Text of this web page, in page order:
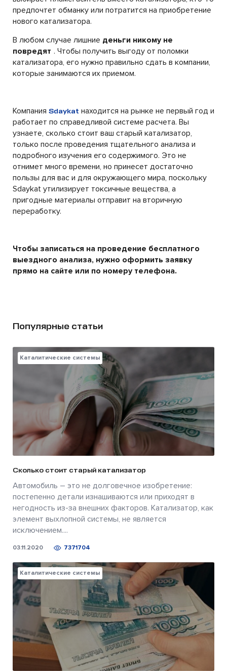
предпочтет обманку или потратится на приобретение
нового катализатора.
В любом случае лишние деньги никому не
повредят . Чтобы получить выгоду от поломки
катализатора, его нужно правильно сдать в компании,
которые занимаются их приемом.
Компания Sdaykat находится на рынке не первый год и
работает по справедливой системе расчета. Вы
узнаете, сколько стоит ваш старый катализатор,
только после проведения тщательного анализа и
подробного изучения его содержимого. Это не
отнимет много времени, но принесет достаточно
пользы для вас и для окружающего мира, поскольку
Sdaykat утилизирует токсичные вещества, а
пригодные материалы отправит на вторичную
переработку.
Чтобы записаться на проведение бесплатного
выездного анализа, нужно оформить заявку
прямо на сайте или по номеру телефона.
Популярные статьи
Каталитические системы
Сколько стоит старый катализатор
Автомобиль – это не долговечное изобретение:
постепенно детали изнашиваются или приходят в
негодность из-за внешних факторов. Катализатор, как
элемент выхлопной системы, не является
исключением....
03.11.2020 7371704
Каталитические системы